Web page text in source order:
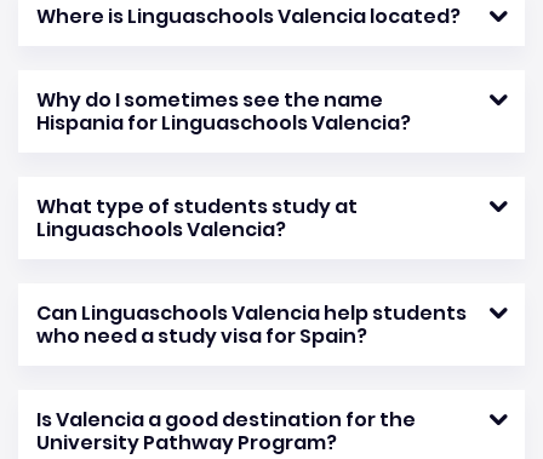
Where is Linguaschools Valencia located?
Why do I sometimes see the name
Hispania for Linguaschools Valencia?
What type of students study at
Linguaschools Valencia?
Can Linguaschools Valencia help students
who need a study visa for Spain?
Is Valencia a good destination for the
University Pathway Program?